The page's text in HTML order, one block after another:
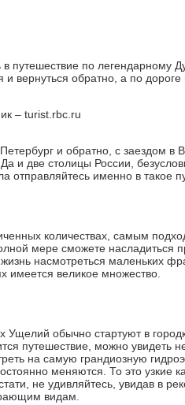
путешествие по легендарному
вернуться обратно, а по
– turist.rbc.ru
и обратно, с заездом
и две столицы России,
отправляйтесь именно в такое
количествах, самым
мере сможете насладиться
насмотреться маленьких
имеется великое множество.
Ущелий обычно стартуют в
путешествие, можно увидеть
на самую грандиозную
меняются. То это узкие
не удивляйтесь, увидав в
видам.